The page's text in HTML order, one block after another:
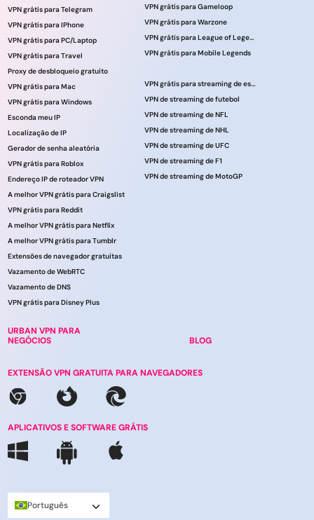
VPN grátis para Telegram
VPN grátis para IPhone
VPN grátis para PC/Laptop
VPN grátis para Travel
Proxy de desbloqueio gratuito
VPN grátis para Mac
VPN grátis para Windows
Esconda meu IP
Localização de IP
Gerador de senha aleatória
VPN grátis para Roblox
Endereço IP de roteador VPN
A melhor VPN grátis para Craigslist
VPN grátis para Reddit
A melhor VPN grátis para Netflix
A melhor VPN grátis para Tumblr
Extensões de navegador gratuitas
Vazamento de WebRTC
Vazamento de DNS
VPN grátis para Disney Plus
URBAN VPN PARA
NEGÓCIOS
VPN grátis para Gameloop
VPN grátis para Warzone
VPN grátis para League of Legends
VPN grátis para Mobile Legends
VPN grátis para streaming de esportes
VPN de streaming de futebol
VPN de streaming de NFL
VPN de streaming de NHL
VPN de streaming de UFC
VPN de streaming de F1
VPN de streaming de MotoGP
BLOG
EXTENSÃO VPN GRATUITA PARA NAVEGADORES
APLICATIVOS E SOFTWARE GRÁTIS
Português